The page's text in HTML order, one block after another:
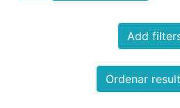
Add
Ordenar